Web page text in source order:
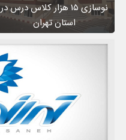
نوسازی ۱۵ هزار کلاس درس در
استان تهران